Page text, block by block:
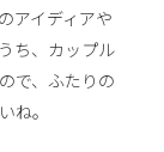
アイディアや
ち、カップル
で、ふたりの
ね。